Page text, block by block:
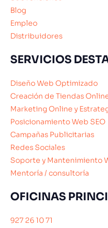
Blog
Empleo
Distribuidores
SERVICIOS
Diseño Web Optimizado
Creación de Tiendas
Marketing Online y
Posicionamiento Web SEO
Campañas Publicitarias
Redes Sociales
Soporte y Mantenimiento
Mentoría / consultoría
OFICINAS
927 26 10 71